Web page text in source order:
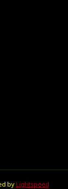
byLightspeed